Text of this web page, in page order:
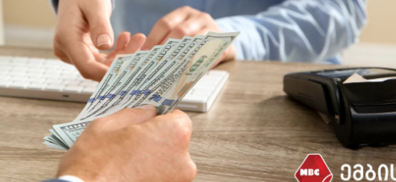
ESG
ბიზნესი & ეკონომიკა
საქართველოს ბანკის
ბიზნესი & ეკონომიკა
თბილისის